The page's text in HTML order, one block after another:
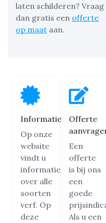
laten schilderen? Vraag
dan gratis een offerte
op maat aan.
Informatie
Op onze
website
vindt u
informatie
over alle
soorten
verf. Op
deze
Offerte
Een
offerte
is bij ons
een
goede
Als u een